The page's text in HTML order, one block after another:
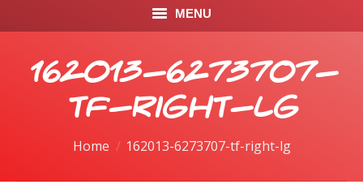
MENU
首页
162013-6273707-
tf-right-lg
You are here:
Home 162013-6273707-tf-right-lg